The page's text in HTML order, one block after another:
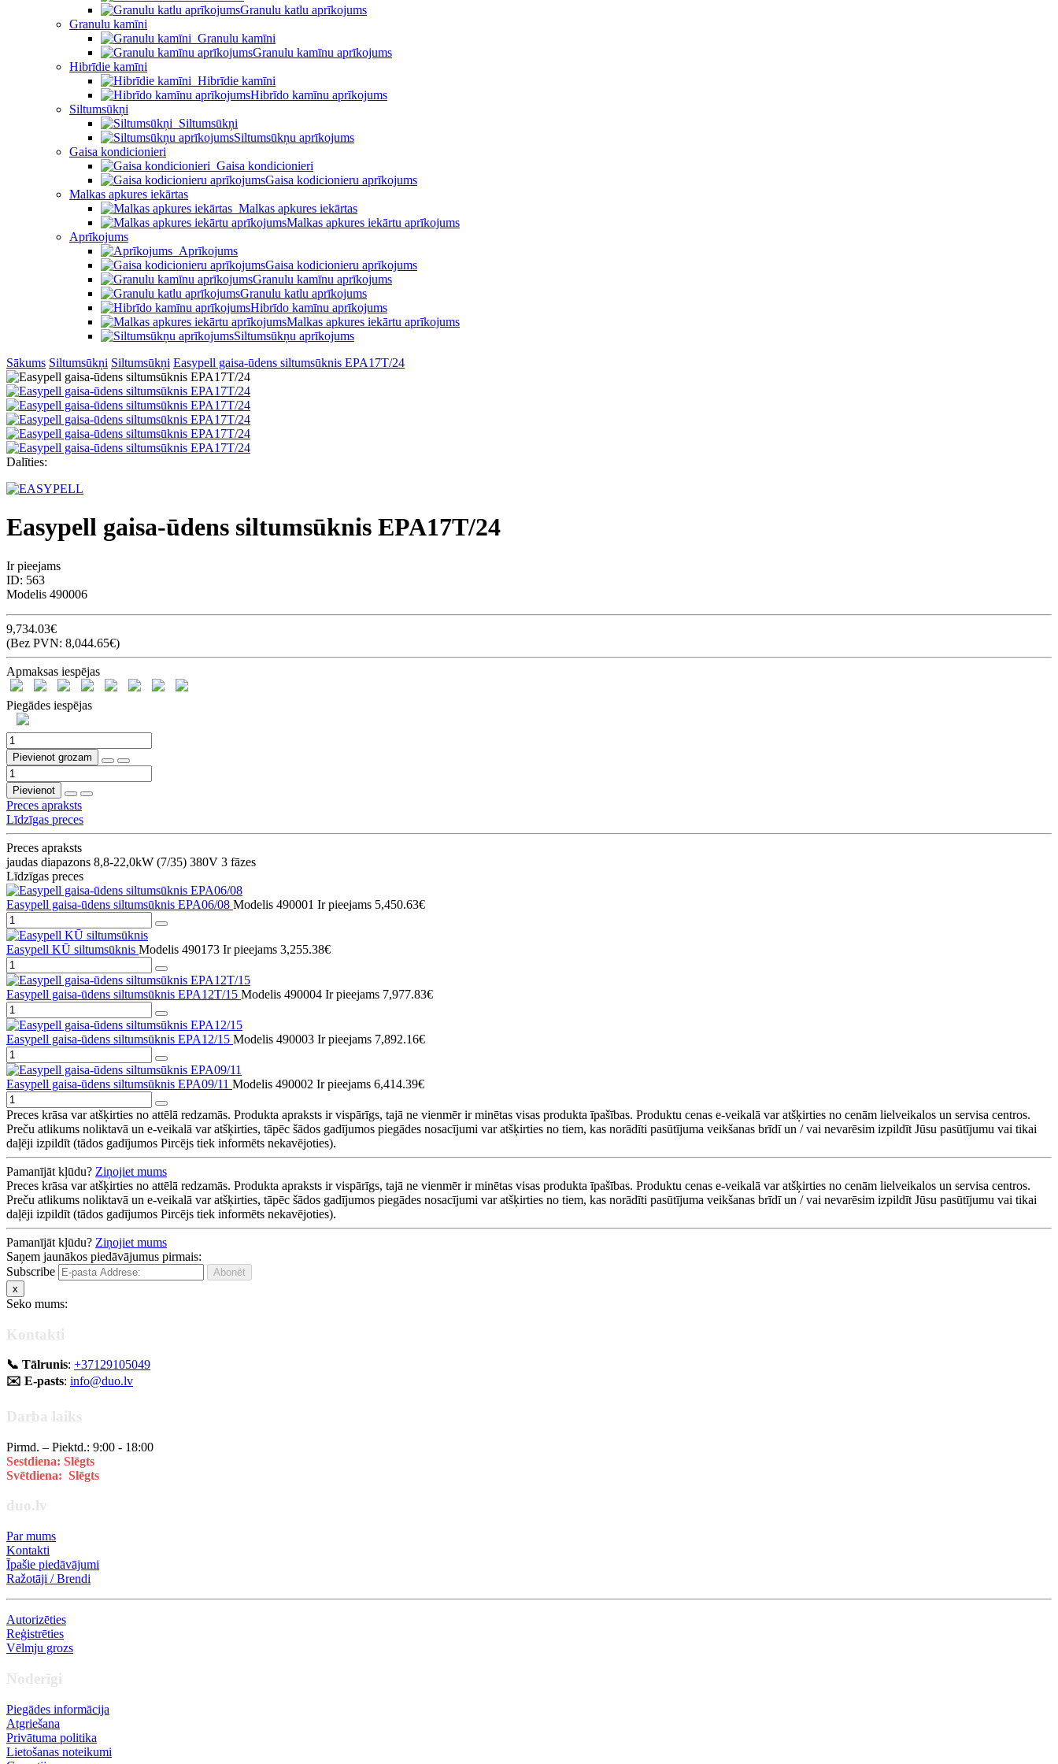
Granulu katlu aprīkojums
Granulu kamīni
Granulu kamīni
Granulu kamīnu aprīkojums
Hibrīdie kamīni
Hibrīdie kamīni
Hibrīdo kamīnu aprīkojums
Siltumsūkņi
Siltumsūkņi
Siltumsūkņu aprīkojums
Gaisa kondicionieri
Gaisa kondicionieri
Gaisa kodicionieru aprīkojums
Malkas apkures iekārtas
Malkas apkures iekārtas
Malkas apkures iekārtu aprīkojums
Aprīkojums
Aprīkojums
Gaisa kodicionieru aprīkojums
Granulu kamīnu aprīkojums
Granulu katlu aprīkojums
Hibrīdo kamīnu aprīkojums
Malkas apkures iekārtu aprīkojums
Siltumsūkņu aprīkojums
Sākums Siltumsūkņi Siltumsūkņi Easypell gaisa-ūdens siltumsūknis EPA17T/24
Dalīties:
Easypell gaisa-ūdens siltumsūknis EPA17T/24
Ir pieejams
ID: 563
Modelis 490006
9,734.03€
(Bez PVN: 8,044.65€)
Apmaksas iespējas
Piegādes iespējas
Pievienot grozam
Pievienot
Preces apraksts
Līdzīgas preces
Preces apraksts
jaudas diapazons 8,8-22,0kW (7/35) 380V 3 fāzes
Līdzīgas preces
Easypell gaisa-ūdens siltumsūknis EPA06/08 Modelis 490001 Ir pieejams 5,450.63€
Easypell KŪ siltumsūknis Modelis 490173 Ir pieejams 3,255.38€
Easypell gaisa-ūdens siltumsūknis EPA12T/15 Modelis 490004 Ir pieejams 7,977.83€
Easypell gaisa-ūdens siltumsūknis EPA12/15 Modelis 490003 Ir pieejams 7,892.16€
Easypell gaisa-ūdens siltumsūknis EPA09/11 Modelis 490002 Ir pieejams 6,414.39€
Preces krāsa var atšķirties no attēlā redzamās. Produkta apraksts ir vispārīgs, tajā ne vienmēr ir minētas visas produkta īpašības. Produktu cenas e-veikalā var atšķirties no cenām lielveikalos un servisa centros.
Preču atlikums noliktavā un e-veikalā var atšķirties, tāpēc šādos gadījumos piegādes nosacījumi var atšķirties no tiem, kas norādīti pasūtījuma veikšanas brīdī un / vai nevarēsim izpildīt Jūsu pasūtījumu vai tikai
daļēji izpildīt (tādos gadījumos Pircējs tiek informēts nekavējoties).
Pamanījāt kļūdu? Ziņojiet mums
Preces krāsa var atšķirties no attēlā redzamās. Produkta apraksts ir vispārīgs, tajā ne vienmēr ir minētas visas produkta īpašības. Produktu cenas e-veikalā var atšķirties no cenām lielveikalos un servisa centros.
Preču atlikums noliktavā un e-veikalā var atšķirties, tāpēc šādos gadījumos piegādes nosacījumi var atšķirties no tiem, kas norādīti pasūtījuma veikšanas brīdī un / vai nevarēsim izpildīt Jūsu pasūtījumu vai tikai
daļēji izpildīt (tādos gadījumos Pircējs tiek informēts nekavējoties).
Pamanījāt kļūdu? Ziņojiet mums
Saņem jaunākos piedāvājumus pirmais:
Subscribe
x
Seko mums:
Kontakti
📞 Tālrunis: +37129105049
✉️ E-pasts: info@duo.lv
Darba laiks
Pirmd. – Piektd.: 9:00 - 18:00
Sestdiena: Slēgts
Svētdiena: Slēgts
duo.lv
Par mums
Kontakti
Īpašie piedāvājumi
Ražotāji / Brendi
Autorizēties
Reģistrēties
Vēlmju grozs
Noderīgi
Piegādes informācija
Atgriešana
Privātuma politika
Lietošanas noteikumi